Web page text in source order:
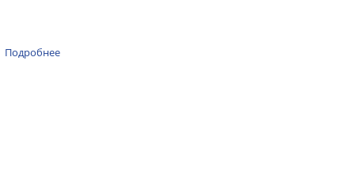
Подробнее